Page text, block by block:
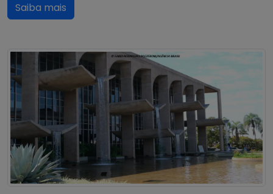
Saiba mais